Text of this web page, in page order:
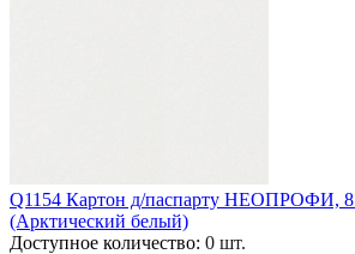
Q1154 Картон д/паспарту НЕОПРОФИ,
(Арктический белый)
Доступное количество: 0 шт.